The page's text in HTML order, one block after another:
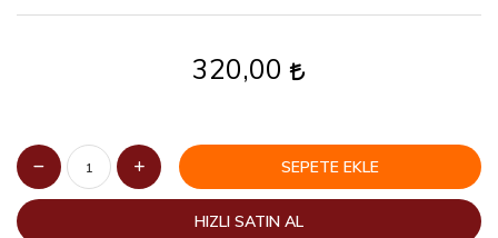
320,00
SEPETE EKLE
HIZLI SATIN AL